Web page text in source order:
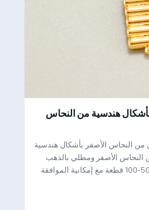
هندسية من النحاس
النحاس الأصفر بأشكال هندسية
الأصفر ومطلي بالذهب
عيار 18 قيراط؛ الحد الأدنى للطلب 50-100 قطعة مع إمكانية الموافقة